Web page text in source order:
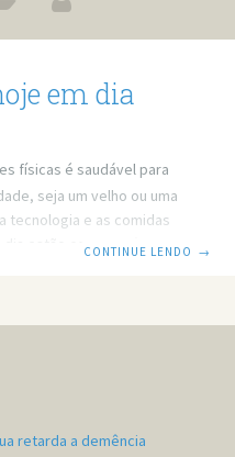
em dia
físicas é saudável para
seja um velho ou uma
tecnologia e as comidas
dia estão com tendência a
CONTINUE LENDO →